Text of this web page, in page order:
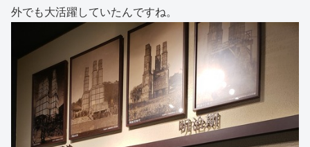
外でも大活躍していたんですね。